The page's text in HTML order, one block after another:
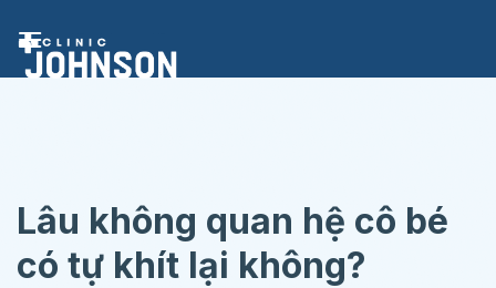
đến
Lâu không quan hệ cô bé
có tự khít lại không?